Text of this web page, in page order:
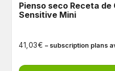
Pienso seco Receta de
Sensitive Mini
41,03€ – subscription plans